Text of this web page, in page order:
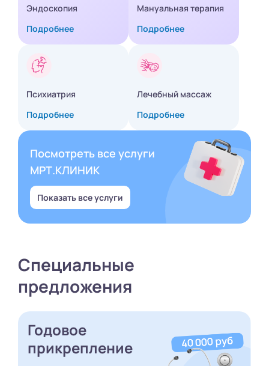
Эндоскопия
Подробнее
Мануальная терапия
Подробнее
Психиатрия
Подробнее
Лечебный массаж
Подробнее
Посмотреть все услуги
МРТ.КЛИНИК
Показать все услуги
Специальные
предложения
Годовое
прикрепление